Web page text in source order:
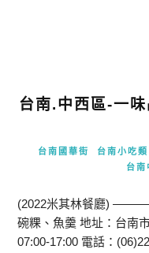
台南.中西區-一
台南國華街 台南小吃類
台南
(2022米其林餐廳)
碗粿、魚羹 地址：台南
07:00-17:00 電話：